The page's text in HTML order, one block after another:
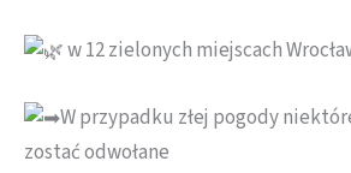
w 12 zielonych miejscach
W przypadku złej pogody
zostać odwołane